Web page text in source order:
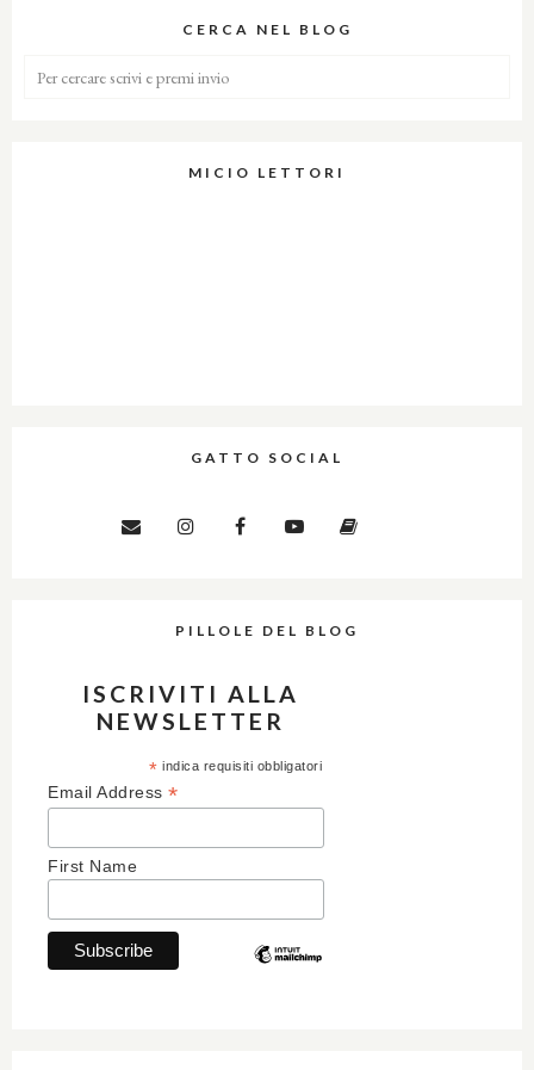
CERCA NEL BLOG
MICIO LETTORI
GATTO SOCIAL
PILLOLE DEL BLOG
ISCRIVITI ALLA
NEWSLETTER
* indica requisiti obbligatori
Email Address *
First Name